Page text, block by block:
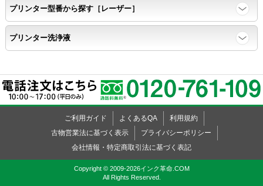
互換性テストサンプルを5ページ連続印刷する。
飛び散り
標準カラーサンプル /
互換性テストサンプルを印刷する。
印刷の仕上がりが精細で均一であり、
インクの飛び散りもない。
プリンター型番から探す［レーザー］
プリンター洗浄液
ご利用ガイド よくあるQA
利用規約
古物営業法に基づく表示
プライバシーポリシー
会社情報・特定商取引法に基づく表記
Copyright © 2009-2026インク革命.COM
All Rights Reserved.